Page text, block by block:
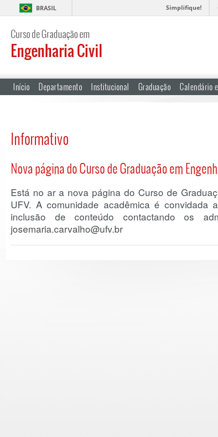
BRASIL Simplifique!
Curso de Graduação em
Engenharia Civil
Início Departamento Institucional Graduação Calendário
Informativo
Nova página do Curso de Graduação em
Está no ar a nova página do Curso de
UFV. A comunidade acadêmica é convidada
inclusão de conteúdo contactando os
josemaria.carvalho@ufv.br